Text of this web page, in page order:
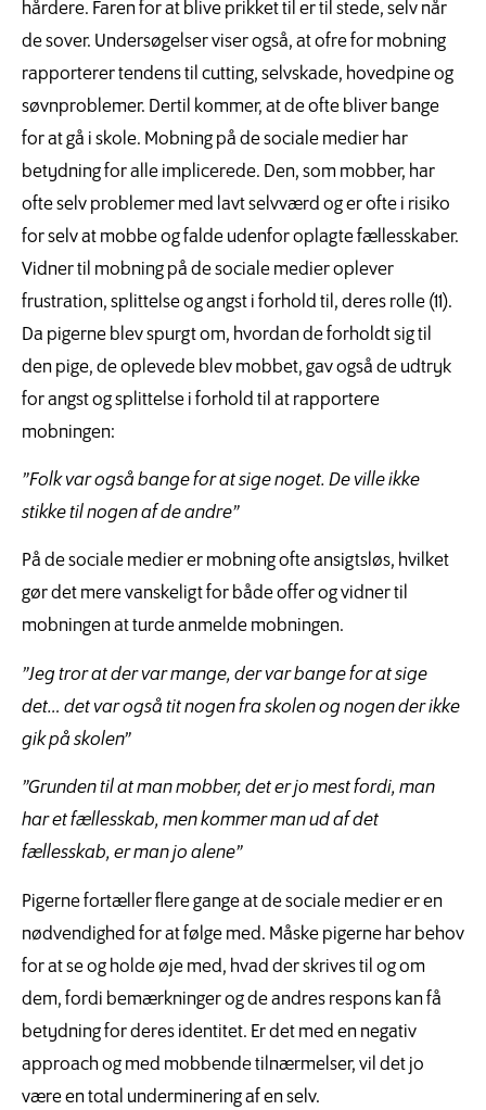
hårdere. Faren for at blive prikket til er til stede, selv når
de sover. Undersøgelser viser også, at ofre for mobning
rapporterer tendens til cutting, selvskade, hovedpine og
søvnproblemer. Dertil kommer, at de ofte bliver bange
for at gå i skole. Mobning på de sociale medier har
betydning for alle implicerede. Den, som mobber, har
ofte selv problemer med lavt selvværd og er ofte i risiko
for selv at mobbe og falde udenfor oplagte fællesskaber.
Vidner til mobning på de sociale medier oplever
frustration, splittelse og angst i forhold til, deres rolle (11).
Da pigerne blev spurgt om, hvordan de forholdt sig til
den pige, de oplevede blev mobbet, gav også de udtryk
for angst og splittelse i forhold til at rapportere
mobningen:
”Folk var også bange for at sige noget. De ville ikke
stikke til nogen af de andre”
På de sociale medier er mobning ofte ansigtsløs, hvilket
gør det mere vanskeligt for både offer og vidner til
mobningen at turde anmelde mobningen.
”Jeg tror at der var mange, der var bange for at sige
det… det var også tit nogen fra skolen og nogen der ikke
gik på skolen”
”Grunden til at man mobber, det er jo mest fordi, man
har et fællesskab, men kommer man ud af det
fællesskab, er man jo alene”
Pigerne fortæller flere gange at de sociale medier er en
nødvendighed for at følge med. Måske pigerne har behov
for at se og holde øje med, hvad der skrives til og om
dem, fordi bemærkninger og de andres respons kan få
betydning for deres identitet. Er det med en negativ
approach og med mobbende tilnærmelser, vil det jo
være en total underminering af en selv.